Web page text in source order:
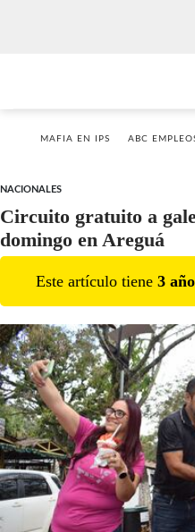
MAFIA EN IPS ABC
NACIONALES
Circuito gratuito a
domingo en Areguá
Este artículo tiene 3 año